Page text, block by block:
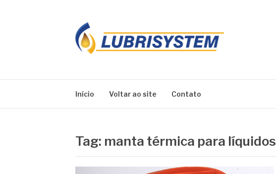
Início Voltar ao site Contato
Tag: manta térmica para líquidos